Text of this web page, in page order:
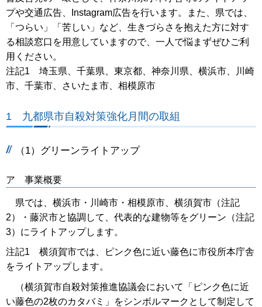
プや交通広告、Instagram広告を行います。また、県では、
「つらい」「苦しい」など、生きづらさを抱えた方に対す
る相談窓口を用意していますので、一人で悩まずぜひご利
用ください。
注記1 埼玉県、千葉県、東京都、神奈川県、横浜市、川崎
市、千葉市、さいたま市、相模原市
1 九都県市自殺対策強化月間の取組
（1）グリーンライトアップ
ア 事業概要
県では、横浜市・川崎市・相模原市、横須賀市（注記
2）・藤沢市と協調して、代表的な建物等をグリーン（注記
3）にライトアップします。
注記1 横須賀市では、ピンク色に近い藤色に市役所本庁舎
をライトアップします。
（横須賀市自殺対策推進協議会において「ピンク色に近
い藤色の2枚のカタバミ」をシンボルマークとして制定して